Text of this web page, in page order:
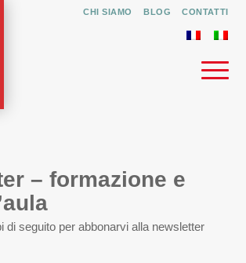
CHI SIAMO BLOG CONTATTI
– formazione e
di seguito per abbonarvi alla newsletter